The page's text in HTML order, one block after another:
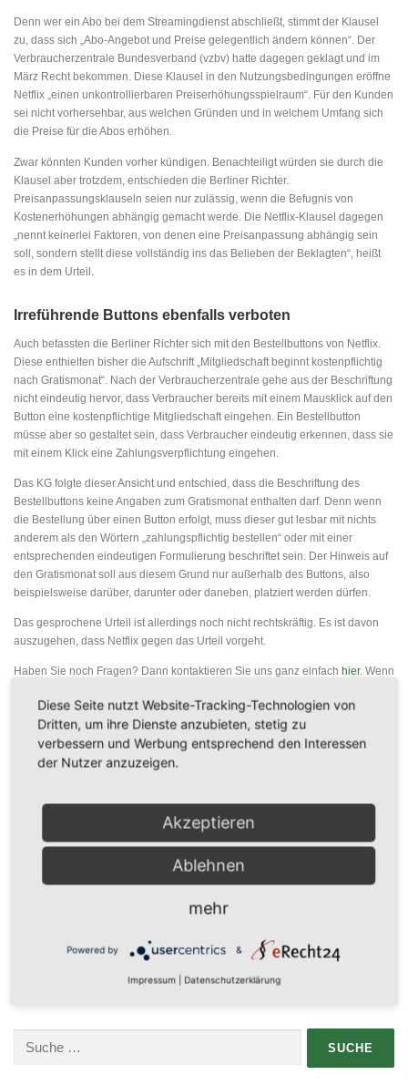
Denn wer ein Abo bei dem Streamingdienst abschließt, stimmt der Klausel
zu, dass sich „Abo-Angebot und Preise gelegentlich ändern können“. Der
Verbraucherzentrale Bundesverband (vzbv) hatte dagegen geklagt und im
März Recht bekommen. Diese Klausel in den Nutzungsbedingungen eröffne
Netflix „einen unkontrollierbaren Preiserhöhungsspielraum“. Für den Kunden
sei nicht vorhersehbar, aus welchen Gründen und in welchem Umfang sich
die Preise für die Abos erhöhen.
Zwar könnten Kunden vorher kündigen. Benachteiligt würden sie durch die
Klausel aber trotzdem, entschieden die Berliner Richter.
Preisanpassungsklauseln seien nur zulässig, wenn die Befugnis von
Kostenerhöhungen abhängig gemacht werde. Die Netflix-Klausel dagegen
„nennt keinerlei Faktoren, von denen eine Preisanpassung abhängig sein
soll, sondern stellt diese vollständig ins das Belieben der Beklagten“, heißt
es in dem Urteil.
Irreführende Buttons ebenfalls verboten
Auch befassten die Berliner Richter sich mit den Bestellbuttons von Netflix.
Diese enthielten bisher die Aufschrift „Mitgliedschaft beginnt kostenpflichtig
nach Gratismonat“. Nach der Verbraucherzentrale gehe aus der Beschriftung
nicht eindeutig hervor, dass Verbraucher bereits mit einem Mausklick auf den
Button eine kostenpflichtige Mitgliedschaft eingehen. Ein Bestellbutton
müsse aber so gestaltet sein, dass Verbraucher eindeutig erkennen, dass sie
mit einem Klick eine Zahlungsverpflichtung eingehen.
Das KG folgte dieser Ansicht und entschied, dass die Beschriftung des
Bestellbuttons keine Angaben zum Gratismonat enthalten darf. Denn wenn
die Bestellung über einen Button erfolgt, muss dieser gut lesbar mit nichts
anderem als den Wörtern „zahlungspflichtig bestellen“ oder mit einer
entsprechenden eindeutigen Formulierung beschriftet sein. Der Hinweis auf
den Gratismonat soll aus diesem Grund nur außerhalb des Buttons, also
beispielsweise darüber, darunter oder daneben, platziert werden dürfen.
Das gesprochene Urteil ist allerdings noch nicht rechtskräftig. Es ist davon
auszugehen, dass Netflix gegen das Urteil vorgeht.
Haben Sie noch Fragen? Dann kontaktieren Sie uns ganz einfach hier. Wenn
möchten, dann können Siehierunseren kostenlosen Newsletter abonnieren.
Photo byfreestocksonUnsplash
URHEBER- UND MEDIENRECHT
nach:
Diese Seite nutzt Website-Tracking-Technologien von
Dritten, um ihre Dienste anzubieten, stetig zu
verbessern und Werbung entsprechend den Interessen
der Nutzer anzuzeigen.
Akzeptieren
Ablehnen
mehr
Powered by &
Impressum Datenschutzerklärung